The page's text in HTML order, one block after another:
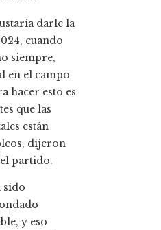
darle la
cuando
siempre,
en el campo
hacer esto es
que las
están
dijeron
partido.
sido
y eso